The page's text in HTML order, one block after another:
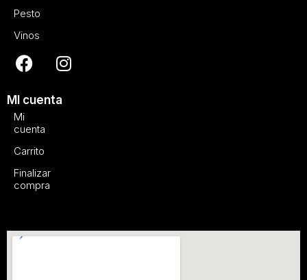
Pesto
Vinos
MI cuenta
Mi
cuenta
Carrito
Finalizar
compra